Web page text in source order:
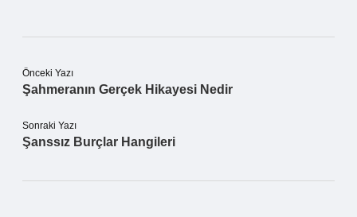
Önceki Yazı
Şahmeranın Gerçek Hikayesi Nedir
Sonraki Yazı
Şanssız Burçlar Hangileri